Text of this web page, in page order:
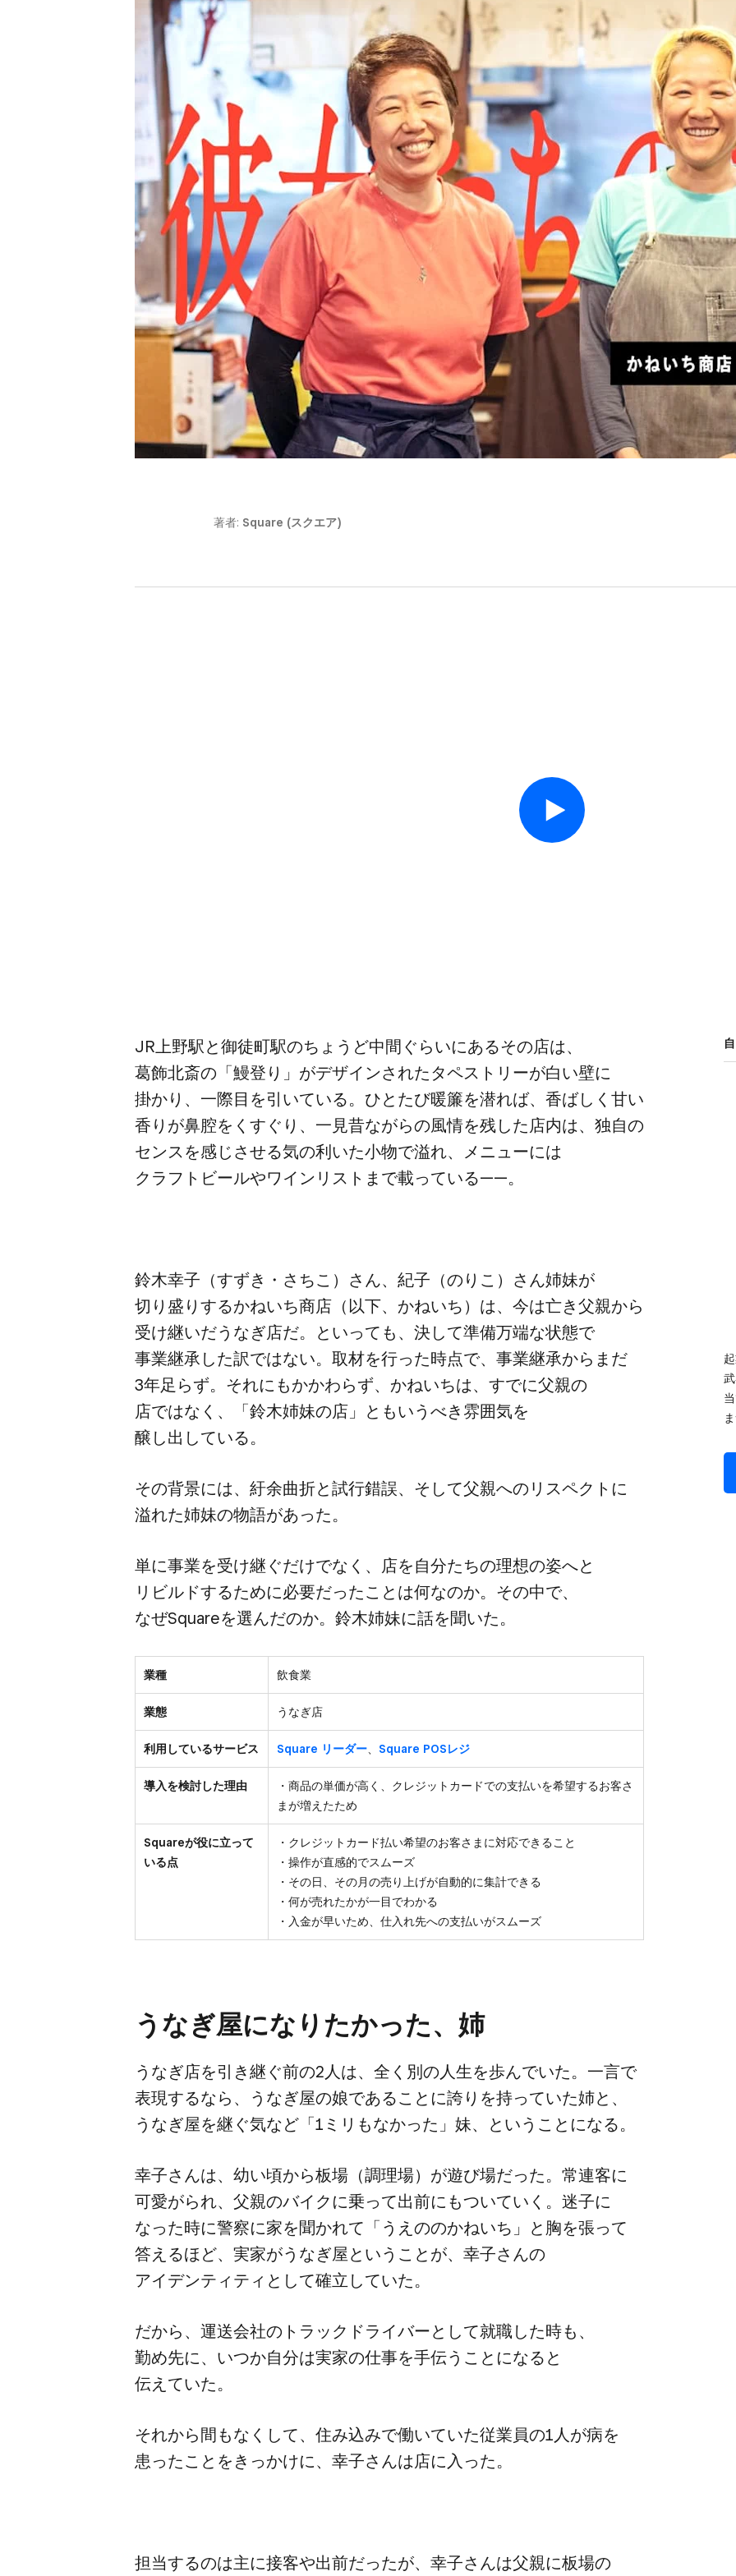
著者: Square (スクエア)
JR上野駅と​御徒町駅の​ちょうど​中間ぐらいに​ある​その店は、​
葛飾北斎の​「鰻登り」が​デザインされた​タペストリーが​白い​壁に​
掛かり、​一際目を​引いている。​ひとたび暖簾を​潜れば、​香ばしく​甘い​
香りが​鼻腔を​くすぐり、​一見昔ながらの​風情を​残した​店内は、​独自の​
センスを​感じさせる​気の​利いた​小物で​溢れ、​メニューには​
クラフトビールや​ワインリストまで​載っている​——。
鈴木幸子（すずき・さちこ）さん、​紀子​（のりこ）さん​姉妹が​
切り盛りするかねいち商店​（以下、​かねいち）は、​今は​亡き父親から​
受け継いだうなぎ店だ。​といっても、​決して​準備万端な​状態で​
事業継承した​訳ではない。​取材を​行った​時点で、​事業継承から​まだ​
3年足らず。​それにも​かかわらず、​かねいちは、​すでに​父親の​
店ではなく、​「鈴木姉妹の​店」とも​いうべき​雰囲気を​
醸し出している。
その​背景には、​紆余曲折と​試行錯誤、​そして​父親への​リスペクトに​
溢れた​姉妹の​物語が​あった。
単に​事業を​受け継ぐだけでなく、​店を​自分たちの​理想の​姿へと​
リビルドする​ために​必要だった​ことは​何なのか。​その​中で、​
なぜSquareを​選んだのか。​鈴木姉妹に​話を​聞いた。
業種 飲食業
業態 うなぎ店
利用しているサービス Square リーダー Square POSレジ
導入を検討した理由
・商品の単価が高く、クレジットカードでの支払いを希望するお客さ
まが増えたため
Squareが役に立って
いる点
・クレジットカード払い希望のお客さまに対応できること
・操作が直感的でスムーズ
・その日、その月の売り上げが自動的に集計できる
・何が売れたかが一目でわかる
・入金が早いため、仕入れ先への支払いがスムーズ
うなぎ屋に​なりたかった、​姉
うなぎ店を​引き継ぐ前の​2人は、​全く​別の​人生を​歩んでいた。​一言で​
表現するなら、​うなぎ屋の​娘である​ことに​誇りを​持っていた​姉と、​
うなぎ屋を​継ぐ​気など​「1ミリも​なかった」妹、と​いう​ことになる。
幸子さんは、​幼い​頃から​板場​（調理場）が​遊び場だった。​常連客に​
可愛がられ、​父親の​バイクに​乗って​出前に​も​ついていく。​迷子に​
なった​時に​警察に​家を​聞かれて​「うえののかねいち」と​胸を​張って​
答える​ほど、​実家がうなぎ屋と​いう​ことが、​幸子さんの​
アイデンティティと​して​確立していた。
だから、​運送会社の​トラックドライバーと​して​就職した​時も、​
勤め先に、​いつか​自分は​実家の​仕事を​手伝うことに​なると​
伝えていた。
それから​間もなくして、​住み込みで​働いていた​従業員の​1人が​病を​
患った​ことを​きっかけに、​幸子さんは​店に​入った。
担当するのは​主に​接客や​出前だったが、​幸子さんは​父親に​板場の​